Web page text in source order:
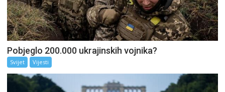
Pobjeglo 200.000 ukrajinskih vojnika?
Svijet Vijesti